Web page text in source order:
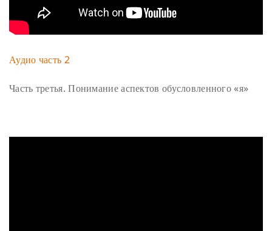
Аудио часть 2
Часть третья. Понимание аспектов обусловленного «я»